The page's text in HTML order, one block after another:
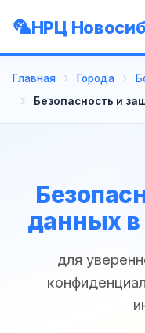
НРЦ
Главная Города
Безопасность и
данных в
для